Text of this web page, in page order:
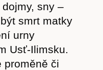
sny –
smrt matky
urny
Usť-Ilimsku.
proměně či